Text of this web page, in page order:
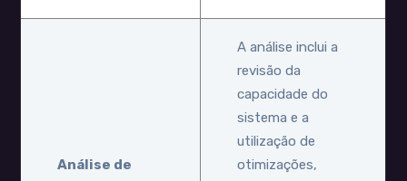
Análise de
A análise inclui a
revisão da
capacidade do
sistema e a
utilização de
otimizações,